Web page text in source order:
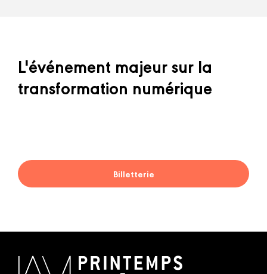
L'événement majeur sur la
transformation numérique
Billetterie